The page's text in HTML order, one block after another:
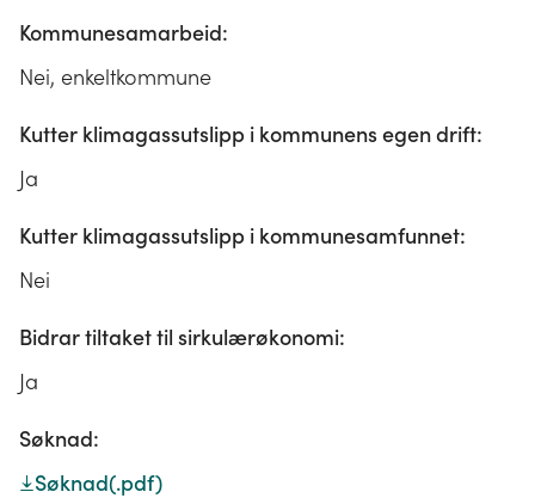
Kommunesamarbeid:
Nei, enkeltkommune
Kutter klimagassutslipp i kommunens egen drift:
Ja
Kutter klimagassutslipp i kommunesamfunnet:
Nei
Bidrar tiltaket til sirkulærøkonomi:
Ja
Søknad:
Søknad(.pdf)